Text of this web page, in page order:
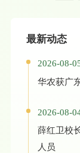
最新动态
2026-08-
2026-08-
薛红卫校
人员